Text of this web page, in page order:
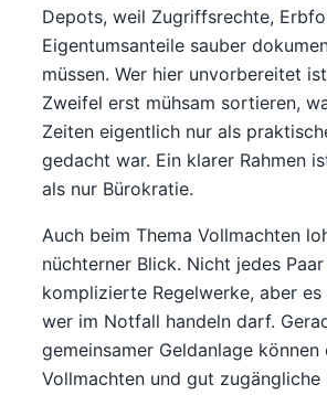
Depots, weil Zugriffsrechte,
Eigentumsanteile sauber
müssen. Wer hier unvorbereitet
Zweifel erst mühsam sortieren,
Zeiten eigentlich nur als
gedacht war. Ein klarer Rahmen
als nur Bürokratie.
Auch beim Thema Vollmachten
nüchterner Blick. Nicht jedes
komplizierte Regelwerke, aber
wer im Notfall handeln darf.
gemeinsamer Geldanlage können
Vollmachten und gut